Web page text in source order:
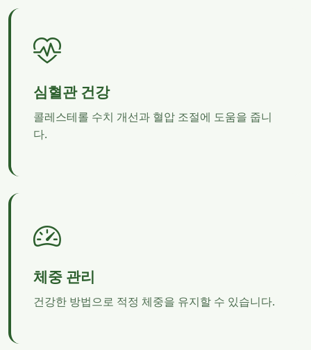
심혈관 건강
콜레스테롤 수치 개선과 혈압 조절에 도움을 줍니
다.
체중 관리
건강한 방법으로 적정 체중을 유지할 수 있습니다.